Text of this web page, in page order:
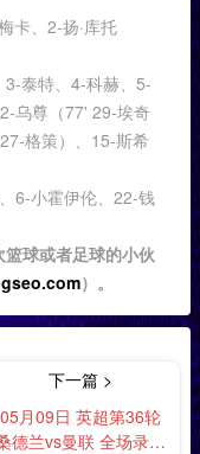
卡、2-扬·库托
3-泰特、4-科赫、5-
乌尊（77' 29-埃奇
格策）、15-斯希
6-小霍伊伦、22-钱
球或者足球的小伙
）。
下一篇 >
05月09日 英超第36轮
德兰vs曼联 全场录像